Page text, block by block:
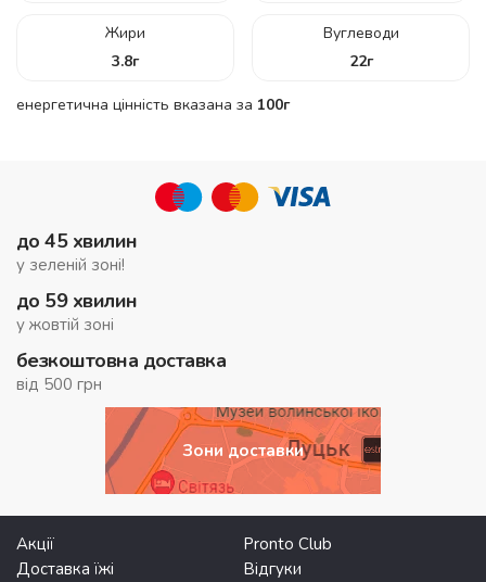
Жири
3.8г
Вуглеводи
22г
енергетична цінність вказана за 100г
до 45 хвилин
у зеленій зоні!
до 59 хвилин
у жовтій зоні
безкоштовна доставка
від 500 грн
Зони доставки
Акції
Pronto Club
Доставка їжі
Відгуки